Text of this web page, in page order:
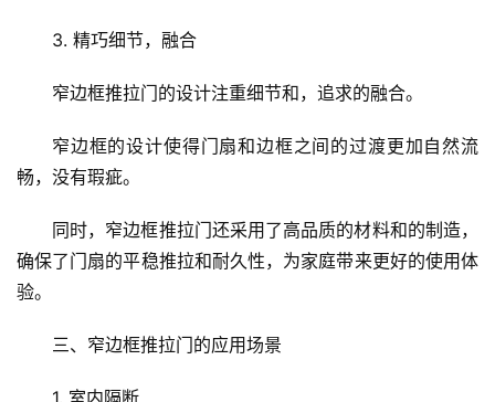
卫
门
3. 精巧细节，融合
窄边框推拉门的设计注重细节和，追求的融合。
窄边框的设计使得门扇和边框之间的过渡更加自然流
畅，没有瑕疵。
同时，窄边框推拉门还采用了高品质的材料和的制造，
确保了门扇的平稳推拉和耐久性，为家庭带来更好的使用体
验。
三、窄边框推拉门的应用场景